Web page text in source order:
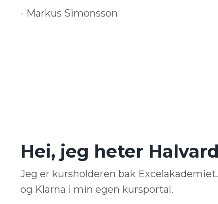
- Markus Simonsson
Hei, jeg heter
Jeg er kursholderen bak
og Klarna i min egen kursportal.